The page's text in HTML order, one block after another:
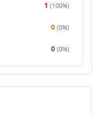
1 (100%)
0 (0%)
0 (0%)